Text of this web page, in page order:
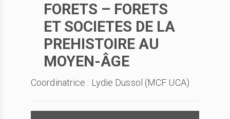
FORETS – FORETS
ET SOCIETES DE LA
PREHISTOIRE AU
MOYEN-ÂGE
Coordinatrice : Lydie Dussol (MCF UCA)